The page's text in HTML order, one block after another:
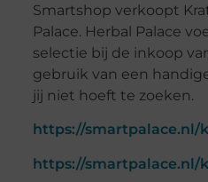
Smartshop verkoopt
Palace. Herbal Palace
selectie bij de inkoop
gebruik van een
jij niet hoeft te zoeken.
https://smartpalace.nl/
https://smartpalace.nl/